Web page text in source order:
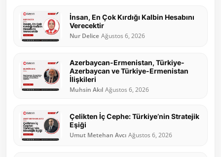
İnsan, En Çok Kırdığı Kalbin Hesabını
Verecektir
Nur Delice Ağustos 6, 2026
Azerbaycan-Ermenistan, Türkiye-
Azerbaycan ve Türkiye-Ermenistan
İlişkileri
Muhsin Akıl Ağustos 6, 2026
Çelikten İç Cephe: Türkiye’nin Stratejik
Eşiği
Umut Metehan Avcı Ağustos 6, 2026